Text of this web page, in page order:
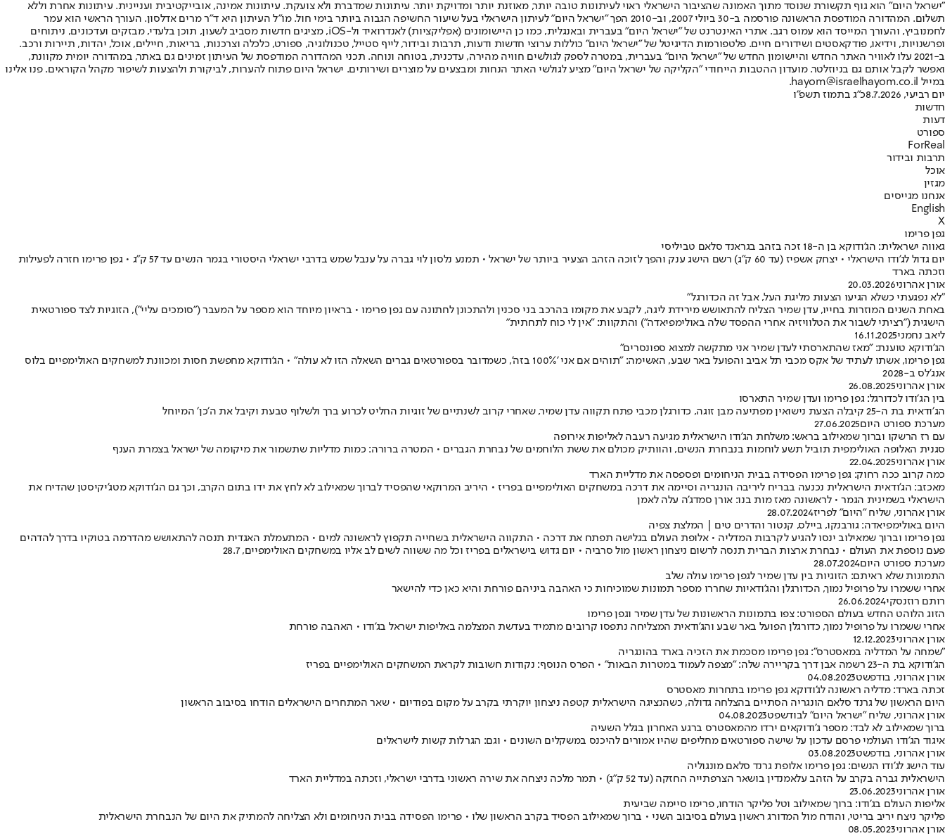
"ישראל היום" הוא גוף תקשורת שנוסד מתוך האמונה שהציבור הישראלי ראוי לעיתונות טובה יותר, מאוזנת יותר ומדויקת יותר. עיתונות שמדברת ולא צועקת. עיתונות אמינה, אובייקטיבית ועניינית. עיתונות אחרת וללא
תשלום. המהדורה המודפסת הראשונה פורסמה ב-30 ביולי 2007, וב-2010 הפך "ישראל היום" לעיתון הישראלי בעל שיעור החשיפה הגבוה ביותר בימי חול. מו"ל העיתון היא ד"ר מרים אדלסון. העורך הראשי הוא עמר
לחמנוביץ, והעורך המייסד הוא עמוס רגב. אתרי האינטרנט של "ישראל היום" בעברית ובאנגלית, כמו כן היישומונים (אפליקציות) לאנדרואיד ול-iOS, מציגים חדשות מסביב לשעון, תוכן בלעדי, מבזקים ועדכונים, ניתוחים
ופרשנויות, וידיאו, פודקאסטים ושידורים חיים. פלטפורמות הדיגיטל של "ישראל היום" כוללות ערוצי חדשות ודעות, תרבות ובידור, לייף סטייל, טכנולוגיה, ספורט, כלכלה וצרכנות, בריאות, חיילים, אוכל, יהדות, תיירות ורכב.
ב-2021 עלו לאוויר האתר החדש והיישומון החדש של "ישראל היום" בעברית, במטרה לספק לגולשים חוויה מהירה, עדכנית, בטוחה ונוחה. תכני המהדורה המודפסת של העיתון זמינים גם באתר, במהדורה יומית מקוונת,
ואפשר לקבל אותם גם בניוזלטר. מועדון ההטבות הייחודי "הקליקה של ישראל היום" מציע לגולשי האתר הנחות ומבצעים על מוצרים ושירותים. ישראל היום פתוח להערות, לביקורת ולהצעות לשיפור מקהל הקוראים. פנו אלינו
במייל hayom@israelhayom.co.il.
יום רביעי, 8.7.2026
כ"ג בתמוז תשפ"ו
חדשות
דעות
ספורט
ForReal
תרבות ובידור
אוכל
מגזין
אנחנו מגייסים
English
X
גפן פרימו
גאווה ישראלית: הג'ודוקא בן ה-18 זכה בזהב בגראנד סלאם טביליסי
יום גדול לג'ודו הישראלי • יצחק אשפיז (עד 60 ק"ג) רשם הישג ענק והפך לזוכה הזהב הצעיר ביותר של ישראל • תמנע נלסון לוי גברה על ענבל שמש בדרבי ישראלי היסטורי בגמר הנשים עד 57 ק"ג • גפן פרימו חזרה לפעילות
וזכתה בארד
אורן אהרוני20.03.2026
"לא נפגעתי כשלא הגיעו הצעות מליגת העל, אבל זה הכדורגל"
באחת השנים המוזרות בחייו, עדן שמיר הצליח להתאושש מירידת ליגה, לקבע את מקומו בהרכב בני סכנין ולהתכונן לחתונה עם גפן פרימו • בראיון מיוחד הוא מספר על המעבר ("סומכים עליי"), הזוגיות לצד ספורטאית
הישגית ("רציתי לשבור את הטלוויזיה אחרי ההפסד שלה באולימפיאדה") והתקוות: "אין לי כוח לתחתית"
ליאב נחמני16.11.2025
הג'ודוקא טוענת: "מאז שהתארסתי לעדן שמיר אני מתקשה למצוא ספונסרים"
גפן פרימו, אשתו לעתיד של אקס מכבי תל אביב והפועל באר שבע, האשימה: "תוהים אם אני '100% בזה', כשמדובר בספורטאים גברים השאלה הזו לא עולה" • הג'ודוקא מחפשת חסות ומכוונת למשחקים האולימפיים בלוס
אנג'לס ב-2028
אורן אהרוני26.08.2025
בין הג׳ודו לכדורגל: גפן פרימו ועדן שמיר התארסו
הג׳ודאית בת ה-25 קיבלה הצעת נישואין מפתיעה מבן זוגה, כדורגלן מכבי פתח תקווה עדן שמיר, שאחרי קרוב לשנתיים של זוגיות החליט לכרוע ברך ולשלוף טבעת וקיבל את ה׳כן׳ המיוחל
מערכת ספורט היום27.06.2025
עם רז הרשקו וברוך שמאילוב בראש: משלחת הג'ודו הישראלית מגיעה רעבה לאליפות אירופה
סגנית האלופה האולימפית תוביל תשע לוחמות בנבחרת הנשים, והוותיק מכולם את ששת הלוחמים של נבחרת הגברים • המטרה ברורה: כמות מדליות שתשמור את מיקומה של ישראל בצמרת הענף
אורן אהרוני22.04.2025
כמה קרוב ככה רחוק: גפן פרימו הפסידה בבית הניחומים ופספסה את מדליית הארד
מאכזב: הג'ודאית הישראלית נכנעה בבריח ליריבה הונגריה וסיימה את דרכה במשחקים האולימפיים בפריז • היריב המרוקאי שהפסיד לברוך שמאילוב לא לחץ את ידו בתום הקרב, וכך גם הג'ודוקא מטג'יקיסטן שהדיח את
הישראלי בשמינית הגמר • לראשונה מאז מות בנו: אורן סמדג'ה עלה לאמן
אורן אהרוני, שליח "היום" לפריז28.07.2024
היום באולימפיאדה: גורבנקו, ביילס, קנטור והדרים טים | המלצת צפיה
גפן פרימו וברוך שמאילוב ינסו להגיע לקרבות המדליה • אלופת העולם בגלישה תפתח את דרכה • התקווה הישראלית בשחייה תקפוץ לראשונה למים • המתעמלת האגדית תנסה להתאושש מהדרמה בטוקיו בדרך להדהים
פעם נוספת את העולם • נבחרת ארצות הברית תנסה לרשום ניצחון ראשון מול סרביה • יום גדוש בישראלים בפריז וכל מה ששווה לשים לב אליו במשחקים האולימפיים, 28.7
מערכת ספורט היום28.07.2024
התמונות שלא ראיתם: הזוגיות בין עדן שמיר לגפן פרימו עולה שלב
אחרי ששמרו על פרופיל נמוך, הכדורגלן והג'ודאיות שחררו מספר תמונות שמוכיחות כי האהבה ביניהם פורחת והיא כאן כדי להישאר
רותם רוזנסקי26.06.2024
הזוג הלוהט החדש בעולם הספורט: צפו בתמונות הראשונות של עדן שמיר וגפן פרימו
אחרי ששמרו על פרופיל נמוך, כדורגלן הפועל באר שבע והג'ודאית המצליחה נתפסו קרובים מתמיד בעדשת המצלמה באליפות ישראל בג'ודו • האהבה פורחת
אורן אהרוני12.12.2023
"שמחה על המדליה במאסטרס": גפן פרימו מסכמת את הזכיה בארד בהונגריה
הג'ודוקא בת ה-23 רשמה אבן דרך בקריירה שלה: "מצפה לעמוד במטרות הבאות" • הפרס הנוסף: נקודות חשובות לקראת המשחקים האולימפיים בפריז
אורן אהרוני, בודפשט04.08.2023
זכתה בארד: מדליה ראשונה לג'ודוקא גפן פרימו בתחרות מאסטרס
היום הראשון של גרנד סלאם הונגריה הסתיים בהצלחה גדולה, כשהנציגה הישראלית קטפה ניצחון יוקרתי בקרב על מקום בפודיום • שאר המתחרים הישראלים הודחו בסיבוב הראשון
אורן אהרוני, שליח "ישראל היום" לבודשפט04.08.2023
ברוך שמאילוב לא לבד: מספר ג'ודוקאים ירדו מהמאסטרס ברגע האחרון בגלל השעיה
איגוד הג'ודו העולמי פרסם עדכון על שישה ספורטאים מחליפים שהיו אמורים להיכנס במשקלים השונים • וגם: הגרלות קשות לישראלים
אורן אהרוני, בודפשט03.08.2023
עוד הישג לג'ודו הנשים: גפן פרימו אלופת גרנד סלאם מונגוליה
הישראלית גברה בקרב על הזהב עלאמנדין בושאר הצרפתייה החזקה (עד 52 ק"ג) • תמר מלכה ניצחה את שירה ראשוני בדרבי ישראלי, וזכתה במדליית הארד
אורן אהרוני23.06.2023
אליפות העולם בג'ודו: ברוך שמאילוב וטל פליקר הודחו, פרימו סיימה שביעית
פליקר ניצח יריב בריטי, והודח מול המדורג ראשון בעולם בסיבוב השני • ברוך שמאילוב הפסיד בקרב הראשון שלו • פרימו הפסידה בבית הניחומים ולא הצליחה להמתיק את היום של הנבחרת הישראלית
אורן אהרוני08.05.2023